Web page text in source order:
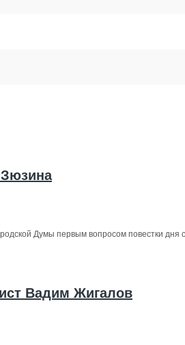
Думы первым вопросом повестки дня
Вадим Жигалов